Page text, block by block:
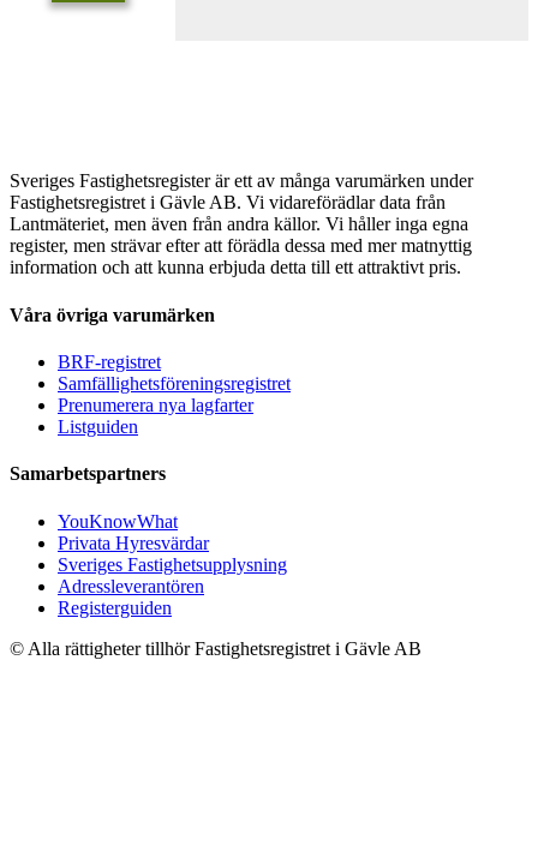
Sveriges Fastighetsregister är ett av många varumärken under
Fastighetsregistret i Gävle AB. Vi vidareförädlar data från
Lantmäteriet, men även från andra källor. Vi håller inga egna
register, men strävar efter att förädla dessa med mer matnyttig
information och att kunna erbjuda detta till ett attraktivt pris.
Våra övriga varumärken
BRF-registret
Samfällighetsföreningsregistret
Prenumerera nya lagfarter
Listguiden
Samarbetspartners
YouKnowWhat
Privata Hyresvärdar
Sveriges Fastighetsupplysning
Adressleverantören
Registerguiden
© Alla rättigheter tillhör Fastighetsregistret i Gävle AB